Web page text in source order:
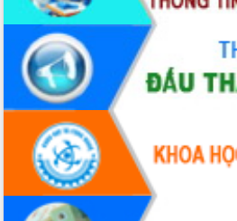
Thứ trưởng Bộ Nông nghiệp và Môi
trường Nguyễn Hoàng Hiệp khảo sát
vùng trồng và doanh nghiệp đóng gói
sầu riêng tại Đắk Lắk
Trình diễn nghệ thuật chế biến các
món ăn từ sầu riêng
Đắk Lắk công bố Quy hoạch và xúc
tiến đầu tư tỉnh
Ngành cá ngừ Đắk Lắk chủ động thích
ứng để giữ vững thị trường xuất khẩu
Diễn đàn Kinh tế tư nhân Việt Nam đột